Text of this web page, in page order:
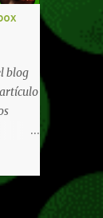
se
a
a
blog
que